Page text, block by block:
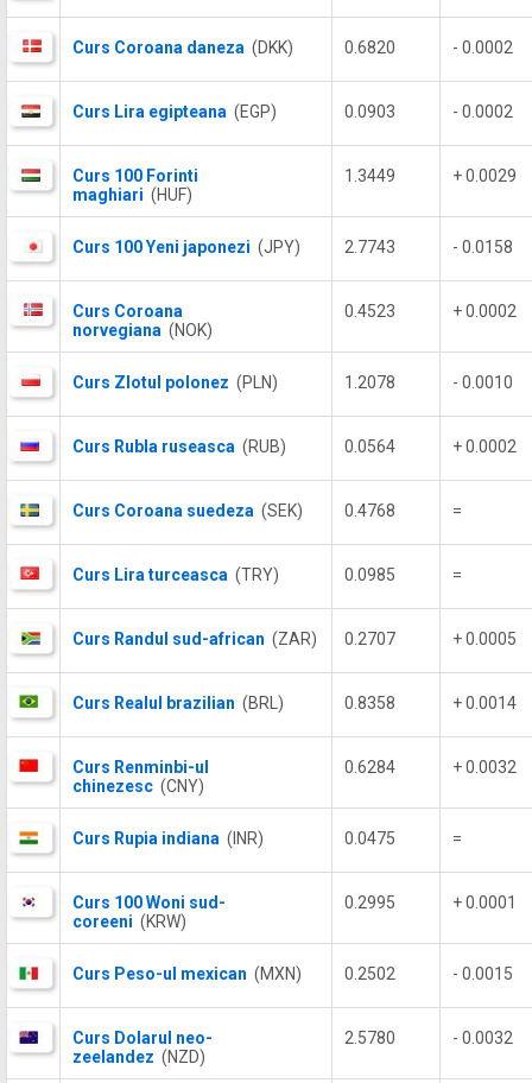
Curs Coroana daneza (DKK) 0.6820 - 0.0002
Curs Lira egipteana (EGP) 0.0903 - 0.0002
Curs 100 Forinti
maghiari (HUF)
1.3449 + 0.0029
Curs 100 Yeni japonezi (JPY) 2.7743 - 0.0158
Curs Coroana
norvegiana (NOK)
0.4523 + 0.0002
Curs Zlotul polonez (PLN) 1.2078 - 0.0010
Curs Rubla ruseasca (RUB) 0.0564 + 0.0002
Curs Coroana suedeza (SEK) 0.4768 =
Curs Lira turceasca (TRY) 0.0985 =
Curs Randul sud-african (ZAR) 0.2707 + 0.0005
Curs Realul brazilian (BRL) 0.8358 + 0.0014
Curs Renminbi-ul
chinezesc (CNY)
0.6284 + 0.0032
Curs Rupia indiana (INR) 0.0475 =
Curs 100 Woni sud-
coreeni (KRW)
0.2995 + 0.0001
Curs Peso-ul mexican (MXN) 0.2502 - 0.0015
Curs Dolarul neo-
zeelandez (NZD)
2.5780 - 0.0032